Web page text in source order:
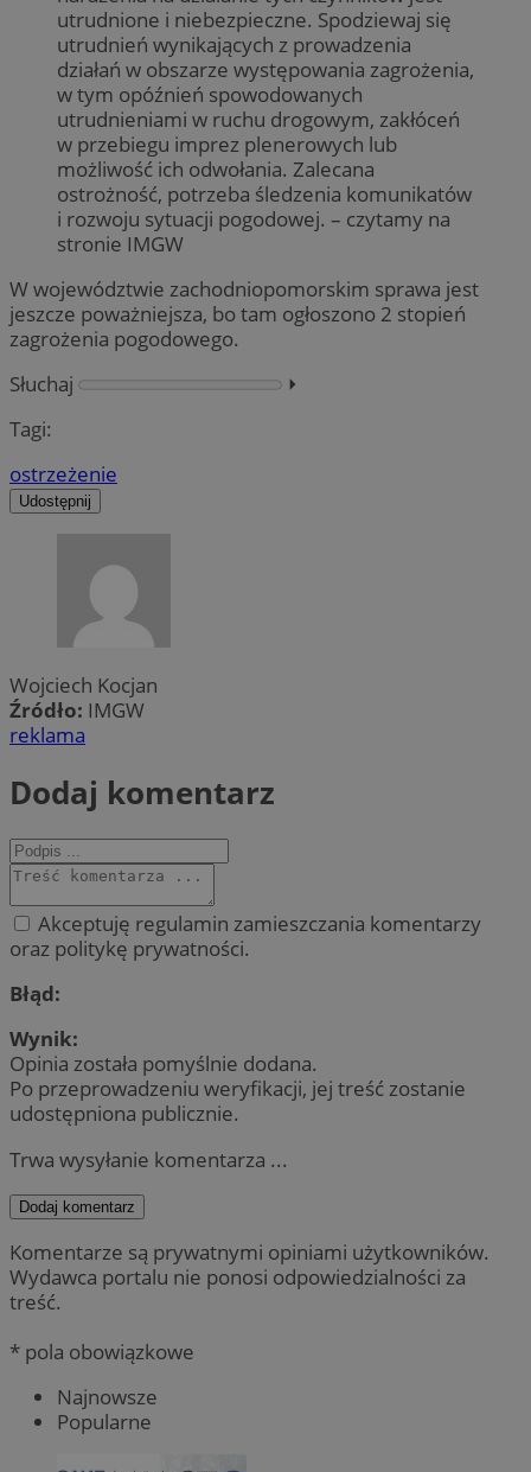
utrudnione i niebezpieczne. Spodziewaj się
utrudnień wynikających z prowadzenia
działań w obszarze występowania zagrożenia,
w tym opóźnień spowodowanych
utrudnieniami w ruchu drogowym, zakłóceń
w przebiegu imprez plenerowych lub
możliwość ich odwołania. Zalecana
ostrożność, potrzeba śledzenia komunikatów
i rozwoju sytuacji pogodowej. – czytamy na
stronie IMGW
W województwie zachodniopomorskim sprawa jest
jeszcze poważniejsza, bo tam ogłoszono 2 stopień
zagrożenia pogodowego.
Słuchaj
⏵︎
Tagi:
ostrzeżenie
Udostępnij
Wojciech Kocjan
Źródło: IMGW
reklama
Dodaj komentarz
Akceptuję regulamin zamieszczania komentarzy
oraz politykę prywatności.
Błąd:
Wynik:
Opinia została pomyślnie dodana.
Po przeprowadzeniu weryfikacji, jej treść zostanie
udostępniona publicznie.
Trwa wysyłanie komentarza ...
Dodaj komentarz
Komentarze są prywatnymi opiniami użytkowników.
Wydawca portalu nie ponosi odpowiedzialności za
treść.
* pola obowiązkowe
Najnowsze
Popularne